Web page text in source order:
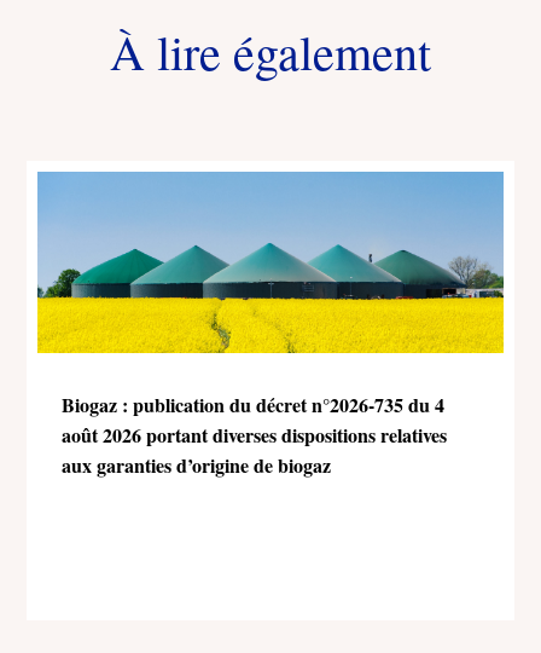
À lire également
Biogaz : publication du décret n°2026-735 du 4
août 2026 portant diverses dispositions relatives
aux garanties d’origine de biogaz